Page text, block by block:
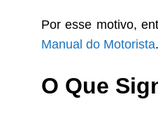
Por esse motivo,
Manual do Motorista.
O Que